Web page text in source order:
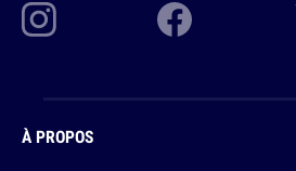
À PROPOS